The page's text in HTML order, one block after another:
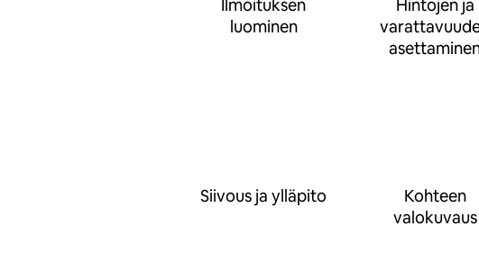
Ilmoituksen
luominen
Hintojen ja
Siivous ja ylläpito
Kohteen
valokuvaus